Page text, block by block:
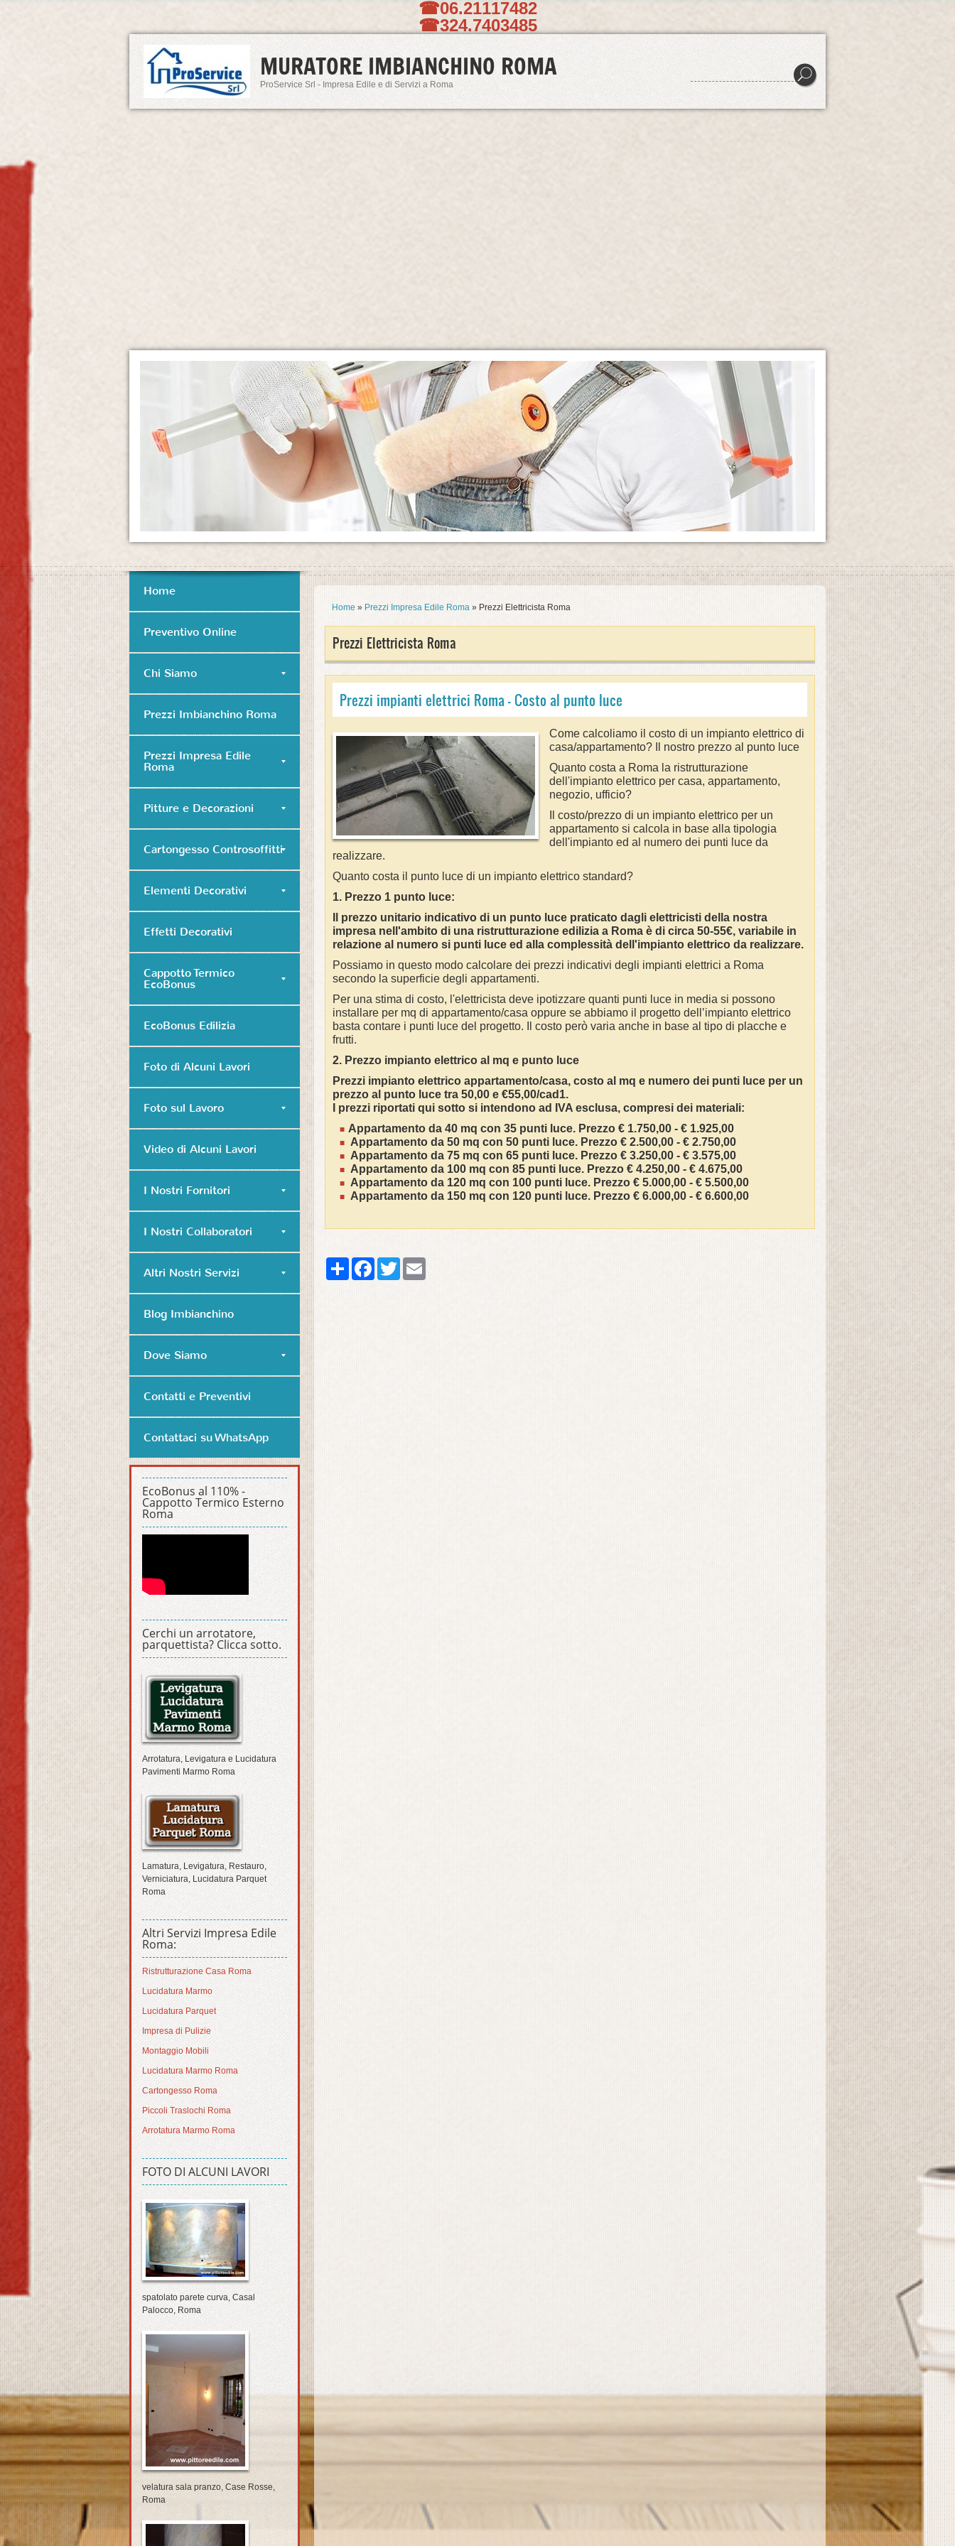
☎06.21117482
☎324.7403485
MURATORE IMBIANCHINO ROMA
ProService Srl - Impresa Edile e di Servizi a Roma
Home » Prezzi Impresa Edile Roma » Prezzi Elettricista Roma
Prezzi Elettricista Roma
Prezzi impianti elettrici Roma - Costo al punto luce
Come calcoliamo il costo di un impianto elettrico di
casa/appartamento? Il nostro prezzo al punto luce
Quanto costa a Roma la ristrutturazione
dell'impianto elettrico per casa, appartamento,
negozio, ufficio?
Il costo/prezzo di un impianto elettrico per un
appartamento si calcola in base alla tipologia
dell'impianto ed al numero dei punti luce da
realizzare.
Quanto costa il punto luce di un impianto elettrico standard?
1. Prezzo 1 punto luce:
Il prezzo unitario indicativo di un punto luce praticato dagli elettricisti della nostra
impresa nell'ambito di una ristrutturazione edilizia a Roma è di circa 50-55€, variabile in
relazione al numero si punti luce ed alla complessità dell'impianto elettrico da realizzare.
Possiamo in questo modo calcolare dei prezzi indicativi degli impianti elettrici a Roma
secondo la superficie degli appartamenti.
Per una stima di costo, l'elettricista deve ipotizzare quanti punti luce in media si possono
installare per mq di appartamento/casa oppure se abbiamo il progetto dell’impianto elettrico
basta contare i punti luce del progetto. Il costo però varia anche in base al tipo di placche e
frutti.
2. Prezzo impianto elettrico al mq e punto luce
Prezzi impianto elettrico appartamento/casa, costo al mq e numero dei punti luce per un
prezzo al punto luce tra 50,00 e €55,00/cad1.
I prezzi riportati qui sotto si intendono ad IVA esclusa, compresi dei materiali:
Appartamento da 40 mq con 35 punti luce. Prezzo € 1.750,00 - € 1.925,00
Appartamento da 50 mq con 50 punti luce. Prezzo € 2.500,00 - € 2.750,00
Appartamento da 75 mq con 65 punti luce. Prezzo € 3.250,00 - € 3.575,00
Appartamento da 100 mq con 85 punti luce. Prezzo € 4.250,00 - € 4.675,00
Appartamento da 120 mq con 100 punti luce. Prezzo € 5.000,00 - € 5.500,00
Appartamento da 150 mq con 120 punti luce. Prezzo € 6.000,00 - € 6.600,00
Share FacebookTwitter
Home
Preventivo Online
Chi Siamo
Prezzi Imbianchino Roma
Prezzi Impresa Edile
Roma
Pitture e Decorazioni
Cartongesso Controsoffitti
Elementi Decorativi
Effetti Decorativi
Cappotto Termico
EcoBonus
EcoBonus Edilizia
Foto di Alcuni Lavori
Foto sul Lavoro
Video di Alcuni Lavori
I Nostri Fornitori
I Nostri Collaboratori
Altri Nostri Servizi
Blog Imbianchino
Dove Siamo
Contatti e Preventivi
Contattaci su WhatsApp
EcoBonus al 110% -
Cappotto Termico Esterno
Roma
Cerchi un arrotatore,
parquettista? Clicca sotto.
Arrotatura, Levigatura e Lucidatura
Pavimenti Marmo Roma
Lamatura, Levigatura, Restauro,
Verniciatura, Lucidatura Parquet
Roma
Altri Servizi Impresa Edile
Roma:
Ristrutturazione Casa Roma
Lucidatura Marmo
Lucidatura Parquet
Impresa di Pulizie
Montaggio Mobili
Lucidatura Marmo Roma
Cartongesso Roma
Piccoli Traslochi Roma
Arrotatura Marmo Roma
FOTO DI ALCUNI LAVORI
spatolato parete curva, Casal
Palocco, Roma
velatura sala pranzo, Case Rosse,
Roma